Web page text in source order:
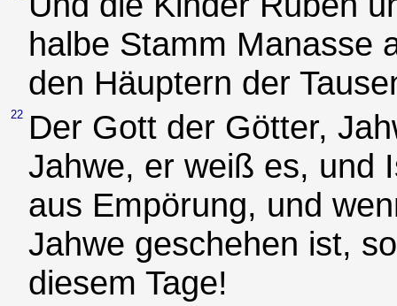
halbe Stamm Manasse
den Häuptern der
22 Der Gott der Götter,
Jahwe, er weiß es, und
aus Empörung, und
Jahwe geschehen ist,
diesem Tage!